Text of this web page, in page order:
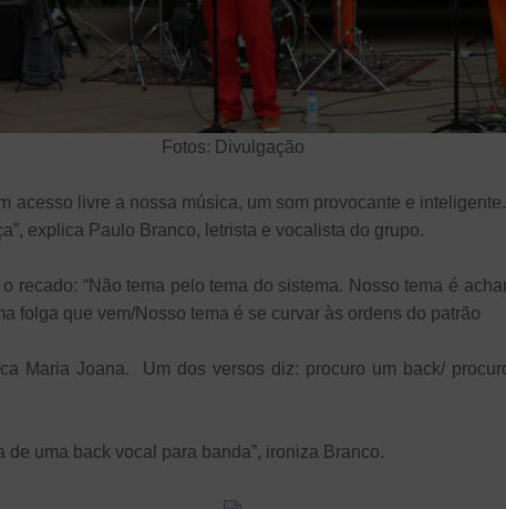
Fotos: Divulgação
acesso livre a nossa música, um som provocante e
explica Paulo Branco, letrista e vocalista do grupo.
recado: “Não tema pelo tema do sistema. Nosso tema é
folga que vem/Nosso tema é se curvar às ordens do patrão
Maria Joana. Um dos versos diz: procuro um back/
de uma back vocal para banda”, ironiza Branco.